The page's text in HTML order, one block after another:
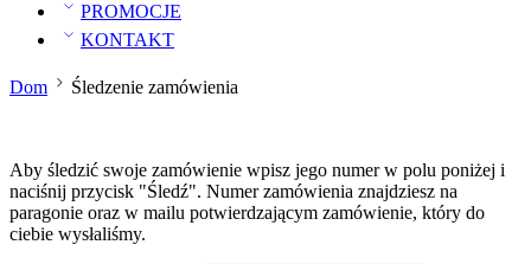
PROMOCJE
KONTAKT
Dom Śledzenie zamówienia
Aby śledzić swoje zamówienie wpisz jego numer w polu poniżej i
naciśnij przycisk "Śledź". Numer zamówienia znajdziesz na
paragonie oraz w mailu potwierdzającym zamówienie, który do
ciebie wysłaliśmy.